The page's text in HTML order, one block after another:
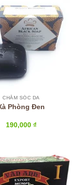
CHĂM SÓC DA
Phòng Đen
190,000 ₫